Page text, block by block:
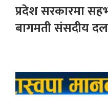
प्रदेश सरकारमा
बागमती संसदीय